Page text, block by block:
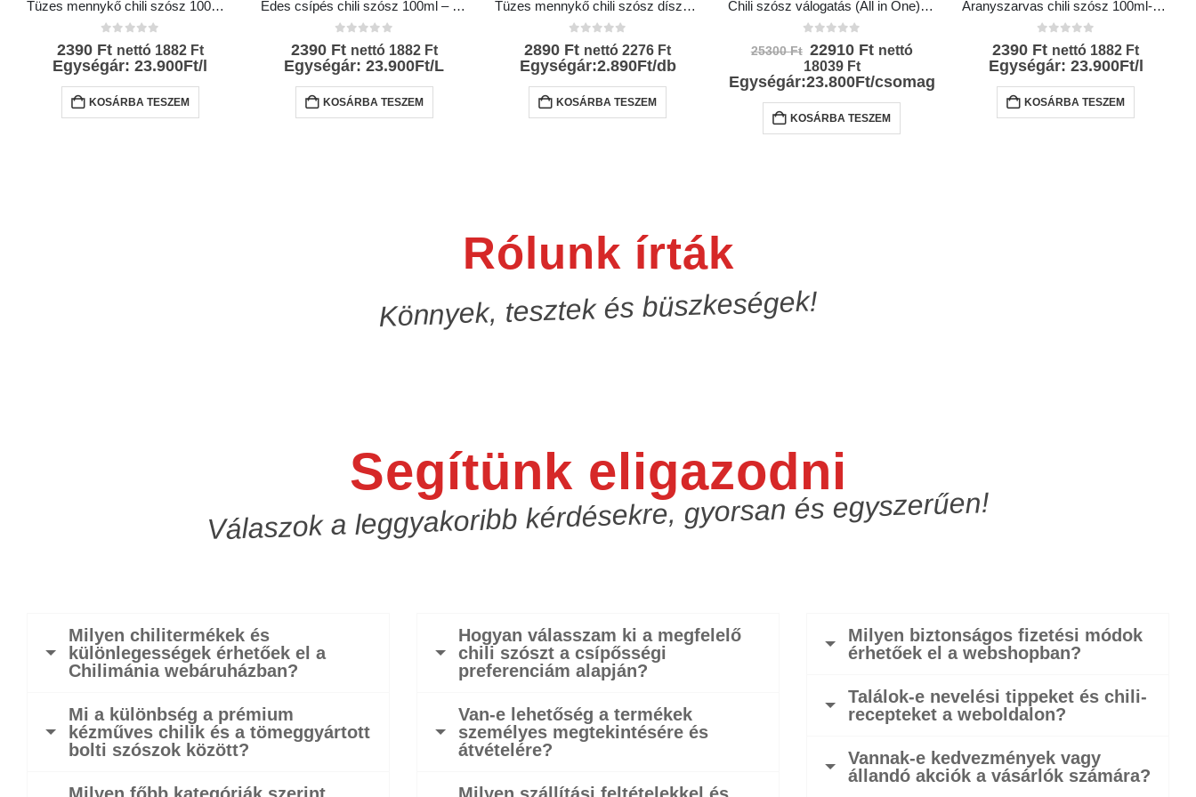
Tüzes mennykő chili szósz 100ml- Chili Hungária
az 5-ből
2390 Ft nettó 1882 Ft
Egységár: 23.900Ft/l
KOSÁRBA TESZEM
Édes csípés chili szósz 100ml – Chili Hungária
az 5-ből
2390 Ft nettó 1882 Ft
Egységár: 23.900Ft/L
KOSÁRBA TESZEM
Tüzes mennykő chili szósz díszdobozban – Chili Hungária
az 5-ből
2890 Ft nettó2276 Ft
Egységár:2.890Ft/db
KOSÁRBA TESZEM
Chili szósz válogatás (All in One)10*100ml
25300Ft Original
price
was:
22910 FtCurrent
is:
nettó
18039 Ft
Egységár:23.800Ft/csomag
KOSÁRBA TESZEM
Aranyszarvas chili szósz 100ml-Chili Hungária
az 5-ből
2390 Ft nettó 1882 Ft
Egységár: 23.900Ft/l
KOSÁRBA TESZEM
Rólunk írták
Könnyek, tesztek és büszkeségek!
Segítünk eligazodni
Válaszok a leggyakoribb kérdésekre, gyorsan és egyszerűen!
Milyen chilitermékek és
különlegességek érhetőek el a
Chilimánia webáruházban?
Mi a különbség a prémium
kézműves chilik és a tömeggyártott
bolti szószok között?
Hogyan válasszam ki a megfelelő
chili szószt a csípősségi
preferenciám alapján?
Van-e lehetőség a termékek
személyes megtekintésére és
átvételére?
Milyen biztonságos fizetési módok
érhetőek el a webshopban?
Találok-e nevelési tippeket és chili-
recepteket a weboldalon?
Vannak-e kedvezmények vagy
állandó akciók a vásárlók számára?